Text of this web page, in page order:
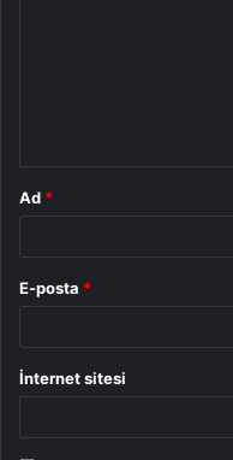
Ad *
E-posta *
İnternet sitesi